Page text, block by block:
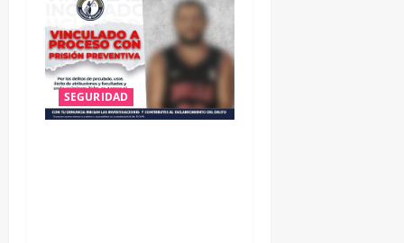
SEGURIDAD